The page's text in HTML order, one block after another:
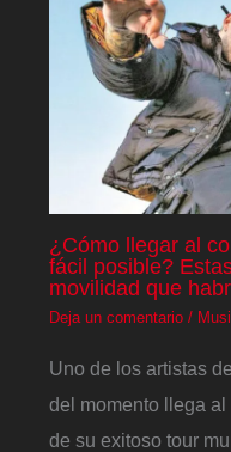
¿Cómo llegar al
fácil posible?
movilidad que
Deja un comentario /
Uno de los artistas
del momento llega
de su exitoso tour